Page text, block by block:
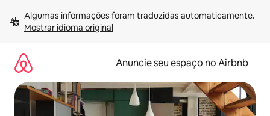
para
Mostrar idioma original
Anuncie seu espaço no Airbnb